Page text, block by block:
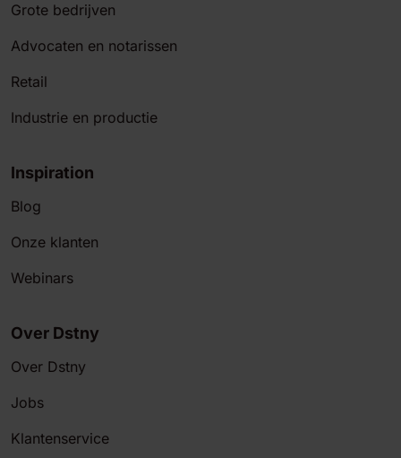
Grote bedrijven
Advocaten en notarissen
Retail
Industrie en productie
Inspiration
Blog
Onze klanten
Webinars
Over Dstny
Over Dstny
Jobs
Klantenservice